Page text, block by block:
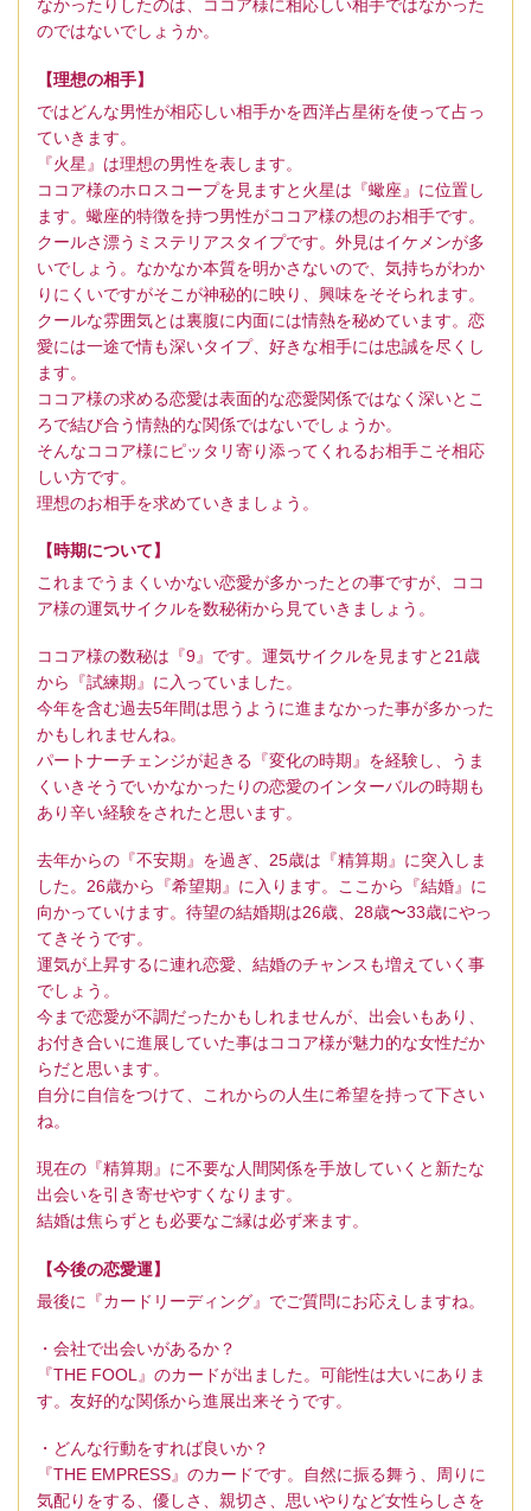
なかったりしたのは、ココア様に相応しい相手ではなかった
のではないでしょうか。
【理想の相手】
ではどんな男性が相応しい相手かを西洋占星術を使って占っ
ていきます。
『火星』は理想の男性を表します。
ココア様のホロスコープを見ますと火星は『蠍座』に位置し
ます。蠍座的特徴を持つ男性がココア様の想のお相手です。
クールさ漂うミステリアスタイプです。外見はイケメンが多
いでしょう。なかなか本質を明かさないので、気持ちがわか
りにくいですがそこが神秘的に映り、興味をそそられます。
クールな雰囲気とは裏腹に内面には情熱を秘めています。恋
愛には一途で情も深いタイプ、好きな相手には忠誠を尽くし
ます。
ココア様の求める恋愛は表面的な恋愛関係ではなく深いとこ
ろで結び合う情熱的な関係ではないでしょうか。
そんなココア様にピッタリ寄り添ってくれるお相手こそ相応
しい方です。
理想のお相手を求めていきましょう。
【時期について】
これまでうまくいかない恋愛が多かったとの事ですが、ココ
ア様の運気サイクルを数秘術から見ていきましょう。
ココア様の数秘は『9』です。運気サイクルを見ますと21歳
から『試練期』に入っていました。
今年を含む過去5年間は思うように進まなかった事が多かった
かもしれませんね。
パートナーチェンジが起きる『変化の時期』を経験し、うま
くいきそうでいかなかったりの恋愛のインターバルの時期も
あり辛い経験をされたと思います。
去年からの『不安期』を過ぎ、25歳は『精算期』に突入しま
した。26歳から『希望期』に入ります。ここから『結婚』に
向かっていけます。待望の結婚期は26歳、28歳〜33歳にやっ
てきそうです。
運気が上昇するに連れ恋愛、結婚のチャンスも増えていく事
でしょう。
今まで恋愛が不調だったかもしれませんが、出会いもあり、
お付き合いに進展していた事はココア様が魅力的な女性だか
らだと思います。
自分に自信をつけて、これからの人生に希望を持って下さい
ね。
現在の『精算期』に不要な人間関係を手放していくと新たな
出会いを引き寄せやすくなります。
結婚は焦らずとも必要なご縁は必ず来ます。
【今後の恋愛運】
最後に『カードリーディング』でご質問にお応えしますね。
・会社で出会いがあるか？
『THE FOOL』のカードが出ました。可能性は大いにありま
す。友好的な関係から進展出来そうです。
・どんな行動をすれば良いか？
『THE EMPRESS』のカードです。自然に振る舞う、周りに
気配りをする、優しさ、親切さ、思いやりなど女性らしさを